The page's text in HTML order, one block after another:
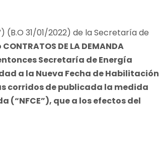
(B.O 31/01/2022) de la Secretaría de
DE LA DEMANDA
Secretaría de Energía
a la Nueva Fecha de Habilitación
corridos de publicada la medida
(“NFCE”), que a los efectos del